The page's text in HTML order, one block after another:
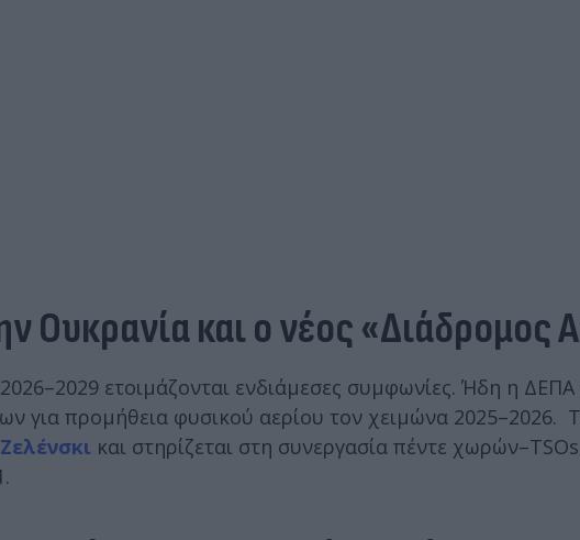
Ουκρανία και ο νέος «Διάδρομος
ετοιμάζονται ενδιάμεσες συμφωνίες. Ήδη η
για προμήθεια φυσικού αερίου τον χειμώνα 2025–2026.
και στηρίζεται στη συνεργασία πέντε